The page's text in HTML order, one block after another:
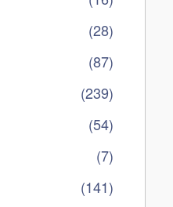
(28)
(87)
(239)
(54)
(7)
(141)